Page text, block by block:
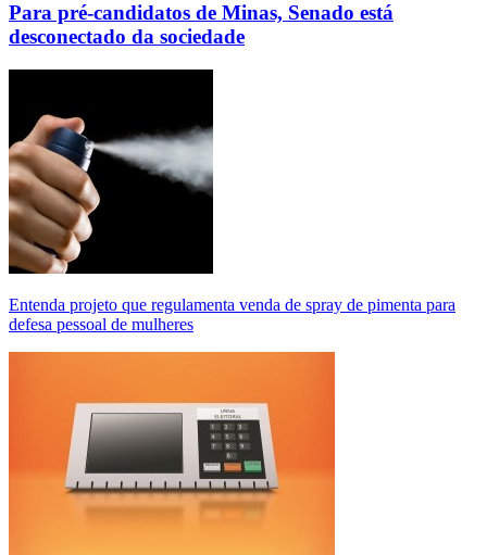
Para pré-candidatos de Minas, Senado está
desconectado da sociedade
Entenda projeto que regulamenta venda de spray de pimenta para
defesa pessoal de mulheres